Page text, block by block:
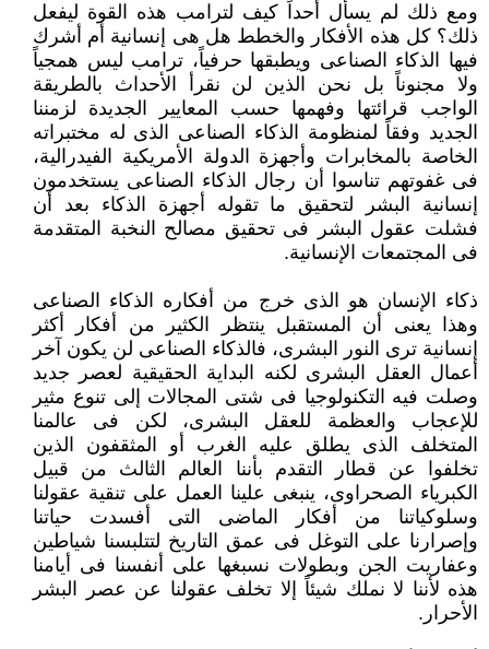
ومع ذلك لم يسأل أحداً كيف لترامب هذه القوة ليفعل
ذلك؟ كل هذه الأفكار والخطط هل هى إنسانية أم أشرك
فيها الذكاء الصناعى ‏ويطبقها حرفياً، ترامب ليس همجياً
ولا مجنوناً بل نحن الذين لن نقرأ الأحداث بالطريقة
الواجب قرائتها وفهمها حسب المعايير ‏الجديدة لزمننا
الجديد وفقاً لمنظومة الذكاء الصناعى الذى له مختبراته
الخاصة بالمخابرات وأجهزة الدولة الأمريكية الفيدرالية،
فى ‏غفوتهم تناسوا أن رجال الذكاء الصناعى يستخدمون
إنسانية البشر لتحقيق ما تقوله أجهزة الذكاء بعد أن
فشلت عقول البشر فى ‏تحقيق مصالح النخبة المتقدمة
فى المجتمعات الإنسانية.‏
ذكاء الإنسان هو الذى خرج من أفكاره الذكاء الصناعى
وهذا يعنى أن المستقبل ينتظر الكثير من أفكار أكثر
إنسانية ترى النور ‏البشرى، فالذكاء الصناعى لن يكون آخر
أعمال العقل البشرى لكنه البداية الحقيقية لعصر جديد
وصلت فيه التكنولوجيا فى شتى ‏المجالات إلى تنوع مثير
للإعجاب والعظمة للعقل البشرى، لكن فى عالمنا
المتخلف الذى يطلق عليه الغرب أو المثقفون الذين
‏تخلفوا عن قطار التقدم بأننا العالم الثالث من قبيل
الكبرياء الصحراوى، ينبغى علينا العمل على تنقية عقولنا
وسلوكياتنا من أفكار ‏الماضى التى أفسدت حياتنا
وإصرارنا على التوغل فى عمق التاريخ لتتلبسنا شياطين
وعفاريت الجن وبطولات نسبغها على أنفسنا ‏فى أيامنا
هذه لأننا لا نملك شيئاً إلا تخلف عقولنا عن عصر البشر
الأحرار.‏